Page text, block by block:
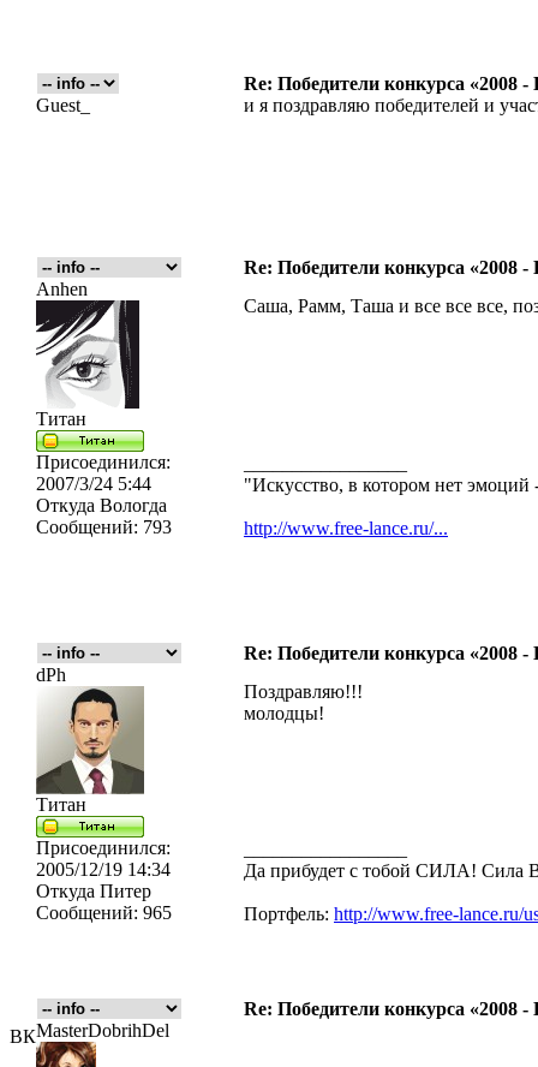
ВК
Re: Победители конкурса «2008
Guest_
и я поздравляю победителей и
Re: Победители конкурса «2008
Anhen
Титан
Присоединился:
2007/3/24 5:44
Откуда Вологда
Сообщений: 793
Саша, Рамм, Таша и все все все,
"Искусство, в котором нет
http://www.free-lance.ru/...
Re: Победители конкурса «2008
dPh
Титан
Присоединился:
2005/12/19 14:34
Откуда Питер
Сообщений: 965
Поздравляю!!!
молодцы!
Да прибудет с тобой CИЛА!
Портфель: http://www.free-lance.ru/
Re: Победители конкурса «2008
MasterDobrihDel